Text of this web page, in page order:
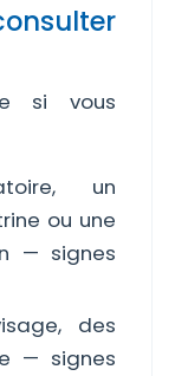
si vous
un
ou une
— signes
des
— signes